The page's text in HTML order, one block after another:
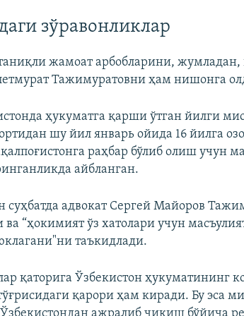
240p 360p 480p
зўравонликлар
жамоат арбобларини, жумладан,
Тажимуратовни ҳам нишонга
ҳукуматга қарши ўтган йилги
шу йил январь ойида 16 йилга
раҳбар бўлиб олиш учун
айбланган.
суҳбатда адвокат Сергей Майоров
“ҳокимият ўз хатолари учун
таъкидлади.
қаторига Ўзбекистон ҳукуматининг
қарори ҳам киради. Бу эса